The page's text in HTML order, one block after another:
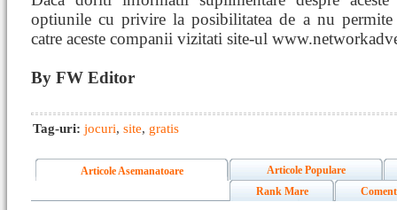
optiunile cu privire la posibilitatea de a nu permite
catre aceste companii vizitati site-ul
By FW Editor
Tag-uri: jocuri, site, gratis
Articole Asemanatoare
Articole Populare
Rank Mare